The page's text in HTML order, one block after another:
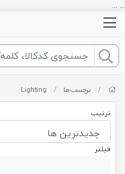
... ...
/ برچسب‌ها /
Lighting
ترتیب
فیلتر